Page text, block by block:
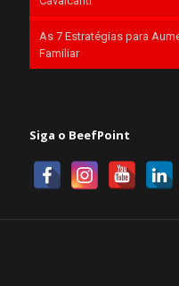
As 7 Estratégias para
Familiar
Siga o BeefPoint